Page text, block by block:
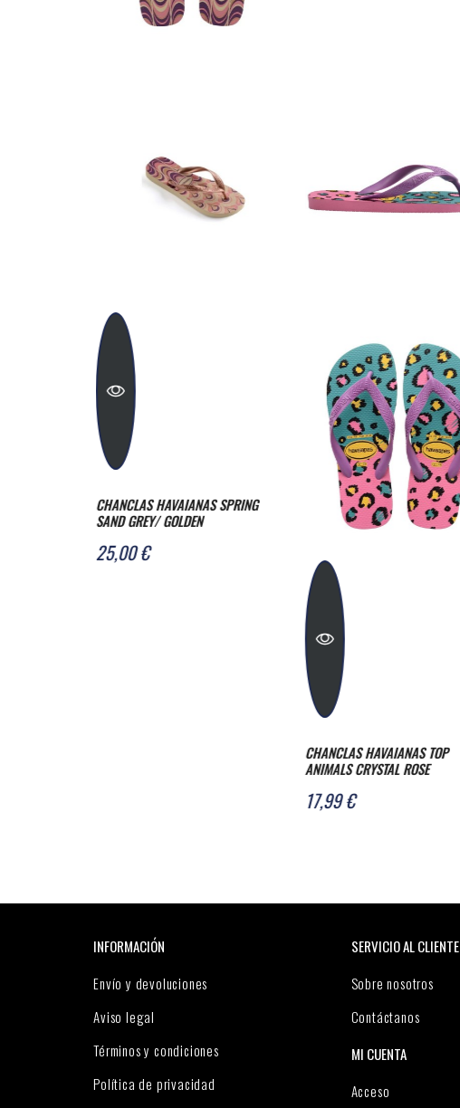
CHANCLAS HAVAIANAS BRASIL
LOGO NAVY BLUE
25,99 € 15,59 €
INFORMACIÓN
Envío y devoluciones
Aviso legal
Términos y condiciones
Política de privacidad
SERVICIO AL CLIENTE
Sobre nosotros
Contáctanos
MI CUENTA
Acceso